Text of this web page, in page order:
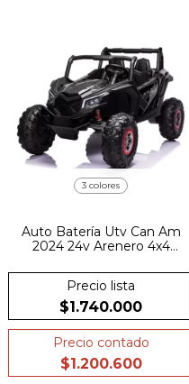
3 colores
Auto Batería Utv Can Am
2024 24v Arenero 4x4
Precio lista
$1.740.000
Precio contado
$1.200.600